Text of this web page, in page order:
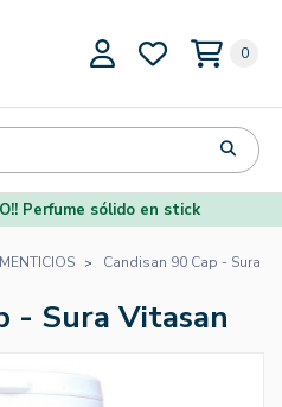
0
Perfume sólido en stick
Candisan 90 Cap - Sura
- Sura Vitasan